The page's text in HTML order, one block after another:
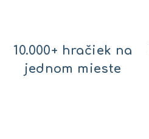
10.000+ hračiek na
jednom mieste